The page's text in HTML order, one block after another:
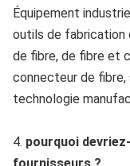
Équipement
outils de fabrication
de fibre, de fibre et
connecteur de
technologie
4. pourquoi
fournisseurs ?